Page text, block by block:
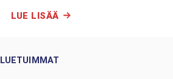
LUE LISÄÄ
LUETUIMMAT